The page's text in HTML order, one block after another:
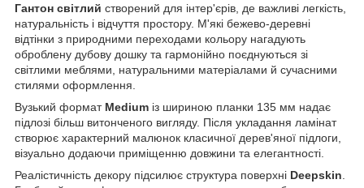
Гантон світлий створений для інтер'єрів, де важливі легкість,
натуральність і відчуття простору. М'які бежево-деревні
відтінки з природними переходами кольору нагадують
оброблену дубову дошку та гармонійно поєднуються зі
світлими меблями, натуральними матеріалами й сучасними
стилями оформлення.
Вузький формат Medium із шириною планки 135 мм надає
підлозі більш витонченого вигляду. Після укладання ламінат
створює характерний малюнок класичної дерев'яної підлоги,
візуально додаючи приміщенню довжини та елегантності.
Реалістичність декору підсилює структура поверхні Deepskin